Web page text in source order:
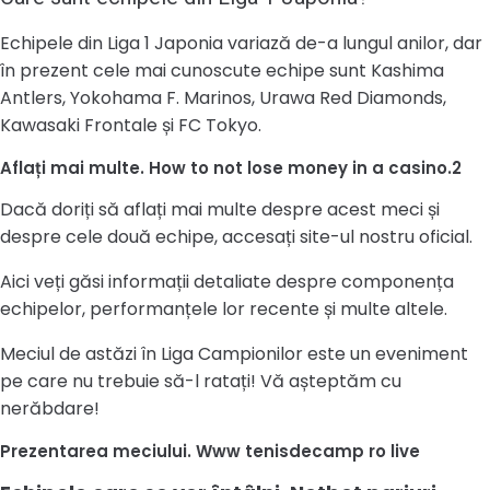
Echipele din Liga 1 Japonia variază de-a lungul anilor, dar
în prezent cele mai cunoscute echipe sunt Kashima
Antlers, Yokohama F. Marinos, Urawa Red Diamonds,
Kawasaki Frontale și FC Tokyo.
Aflați mai multe. How to not lose money in a casino.2
Dacă doriți să aflați mai multe despre acest meci și
despre cele două echipe, accesați site-ul nostru oficial.
Aici veți găsi informații detaliate despre componența
echipelor, performanțele lor recente și multe altele.
Meciul de astăzi în Liga Campionilor este un eveniment
pe care nu trebuie să-l ratați! Vă așteptăm cu
nerăbdare!
Prezentarea meciului. Www tenisdecamp ro live